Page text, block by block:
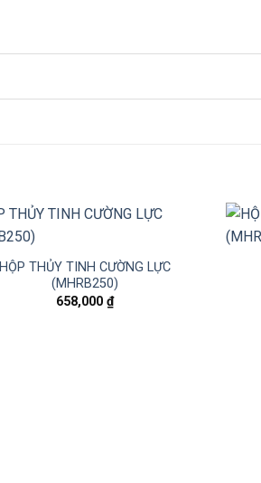
HỘP THỦY TINH CƯỜNG LỰC
(MHRB250)
658,000 ₫